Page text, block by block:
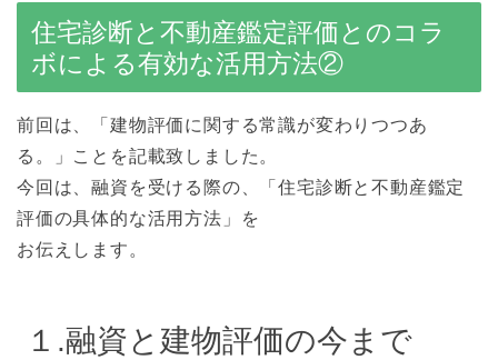
住宅診断と不動産鑑定評価とのコラ
ボによる有効な活用方法②
前回は、「建物評価に関する常識が変わりつつあ
る。」ことを記載致しました。
今回は、融資を受ける際の、「住宅診断と不動産鑑定
評価の具体的な活用方法」を
お伝えします。
１.融資と建物評価の今まで